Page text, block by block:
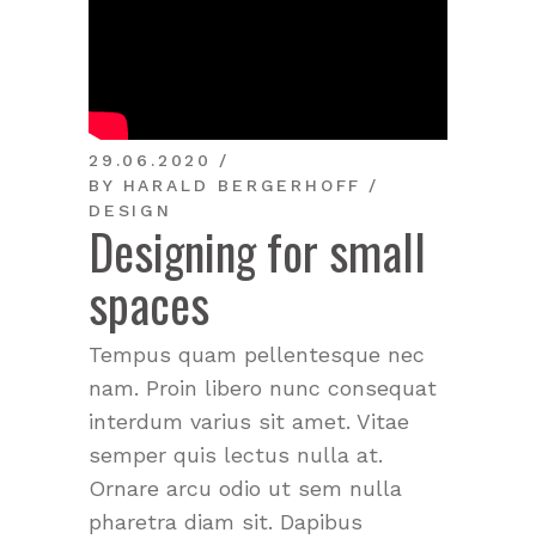
29.06.2020
BY
HARALD BERGERHOFF
DESIGN
Designing for small
spaces
Tempus quam pellentesque nec
nam. Proin libero nunc consequat
interdum varius sit amet. Vitae
semper quis lectus nulla at.
Ornare arcu odio ut sem nulla
pharetra diam sit. Dapibus